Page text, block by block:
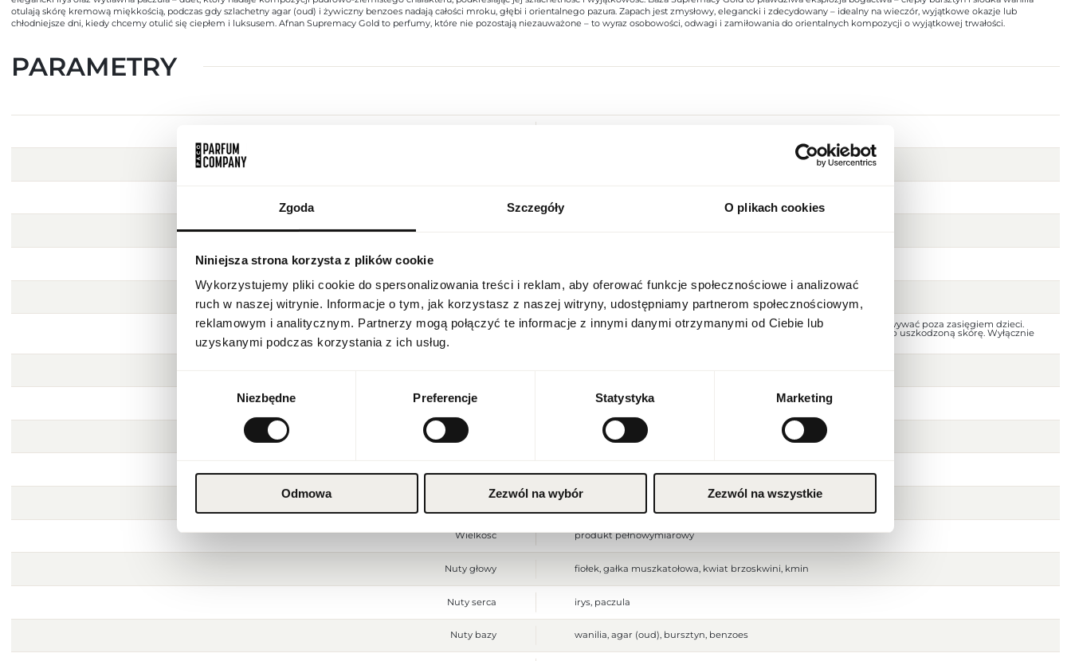
Zgoda Szczegóły O plikach cookies
Niniejsza strona korzysta z plików cookie
Wykorzystujemy pliki cookie do spersonalizowania treści i reklam, aby oferować funkcje społecznościowe i analizować
ruch w naszej witrynie. Informacje o tym, jak korzystasz z naszej witryny, udostępniamy partnerom społecznościowym,
reklamowym i analitycznym. Partnerzy mogą połączyć te informacje z innymi danymi otrzymanymi od Ciebie lub
uzyskanymi podczas korzystania z ich usług.
Niezbędne Preferencje Statystyka Marketing
Odmowa Zezwól na wybór Zezwól na wszystkie
otulają skórę kremową miękkością, podczas gdy szlachetny agar (oud) i żywiczny benzoes nadają całości mroku, głębi i orientalnego pazura. Zapach jest zmysłowy, elegancki i zdecydowany – idealny na wieczór, wyjątkowe okazje lub
chłodniejsze dni, kiedy chcemy otulić się ciepłem i luksusem. Afnan Supremacy Gold to perfumy, które nie pozostają niezauważone – to wyraz osobowości, odwagi i zamiłowania do orientalnych kompozycji o wyjątkowej trwałości.
PARAMETRY
Stan opakowania
Ostrzeżenia
Produkt łatwopalny. Trzymać z dala od ognia i źródeł ciepła. Przechowywać poza zasięgiem dzieci.
Przechowywać w chłodnym miejscu. Nie stosować na podrażnioną lub uszkodzoną skórę. Wyłącznie
Wysokość opakowania [mm]
Głębokość opakowania [mm]
Wielkość produkt pełnowymiarowy
Nuty głowy fiołek, gałka muszkatołowa, kwiat brzoskwini, kmin
Nuty serca irys, paczula
Nuty bazy wanilia, agar (oud), bursztyn, benzoes
USTAWIENIA REGIONALNE
Lokalizacja
Polska
Język
ZAPISZ